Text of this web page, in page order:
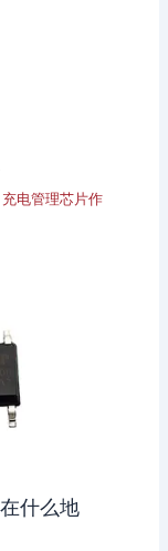
充电管理芯片作
什么地